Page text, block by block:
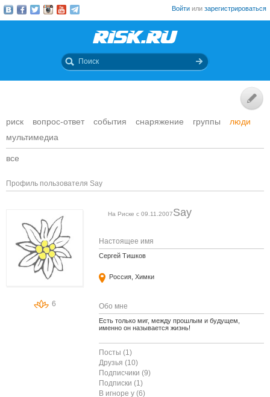
Войти или зарегистрироваться
риск вопрос-ответ события снаряжение группы
люди
мультимедиа
все
Профиль пользователя Say
6
Say
На Риске с 09.11.2007
Настоящее имя
Сергей Тишков
Россия, Химки
Обо мне
Есть только миг, между прошлым и будущем,
именно он называется жизнь!
Посты (1)
Друзья (10)
Подписчики (9)
Подписки (1)
В игноре у (6)